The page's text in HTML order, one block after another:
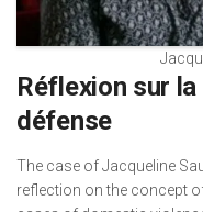
Réflexion sur
défense
The case of Jacqueline
reflection on the concept